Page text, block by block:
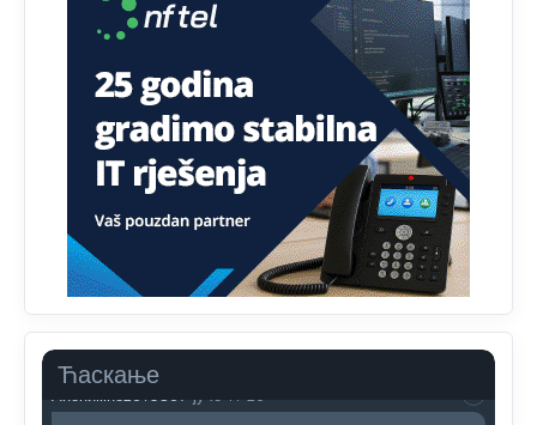
Ћаскање
besjedi znam ja dobro sta je bilo u Ag-ci...
Proguglajte
Анонимно2810587 јуче
11:21
O kako su cudni lvi ljudi,uzeli bi sve da mogu...a ja srce
svima fajem,radujem se tudjoj sreci.I ko ima i ko nema
na iso ce mjesto leci!
Анонимно2810587 јуче 11:24